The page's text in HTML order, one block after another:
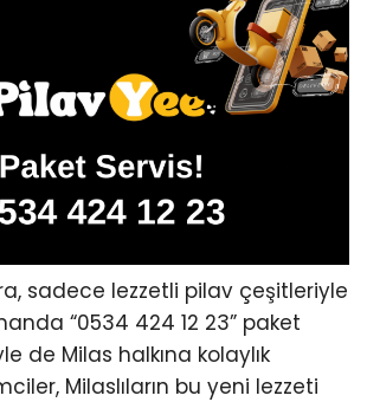
sadece lezzetli pilav çeşitleriyle
“0534 424 12 23” paket
de Milas halkına kolaylık
Milaslıların bu yeni lezzeti